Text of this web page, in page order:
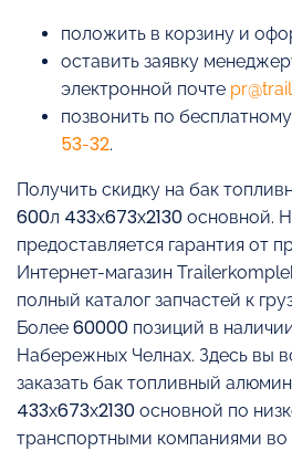
положить в корзину и
оставить заявку
электронной почте
позвонить по
53-32.
Получить скидку на бак
600л 433х673х2130 основной.
предоставляется гарантия от
Интернет-магазин
полный каталог запчастей к
Более 60000 позиций в
Набережных Челнах. Здесь вы
заказать бак топливный
433х673х2130 основной по
транспортными компаниями во